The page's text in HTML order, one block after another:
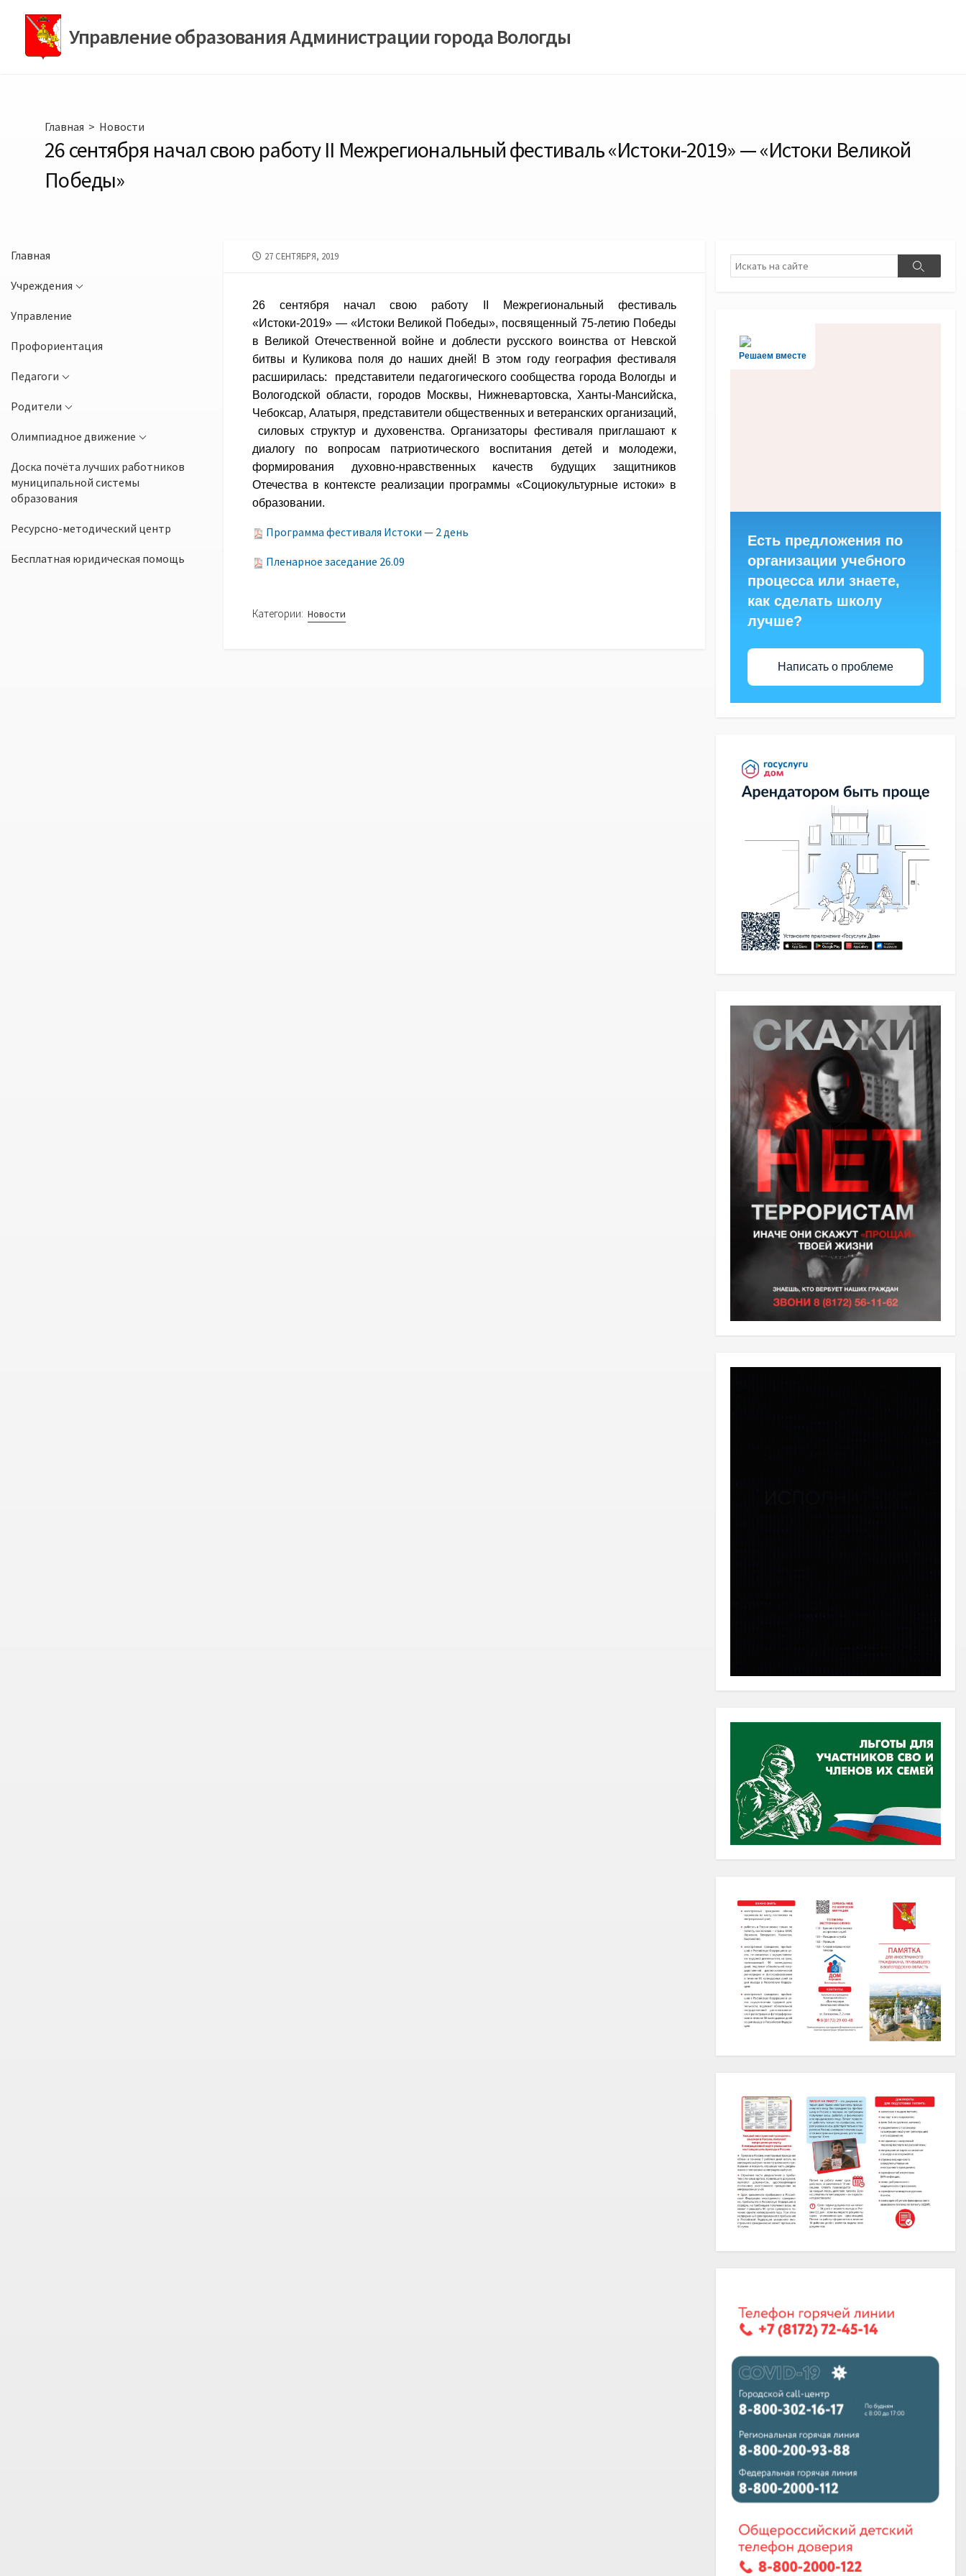
содержимомуУправление образования Администрации города Вологды
Главная > Новости
26 сентября начал свою работу II Межрегиональный фестиваль «Истоки-2019» — «Истоки Великой
Победы»
Главная
Учреждения
Управление
Профориентация
Педагоги
Родители
Олимпиадное движение
Доска почёта лучших работников
муниципальной системы
образования
Ресурсно-методический центр
Бесплатная юридическая помощь
ДАТА
27 СЕНТЯБРЯ, 2019
26 сентября начал свою работу II Межрегиональный фестиваль
«Истоки-2019» — «Истоки Великой Победы», посвященный 75-летию Победы
в Великой Отечественной войне и доблести русского воинства от Невской
битвы и Куликова поля до наших дней! В этом году география фестиваля
расширилась: представители педагогического сообщества города Вологды и
Вологодской области, городов Москвы, Нижневартовска, Ханты-Мансийска,
Чебоксар, Алатыря, представители общественных и ветеранских организаций,
силовых структур и духовенства. Организаторы фестиваля приглашают к
диалогу по вопросам патриотического воспитания детей и молодежи,
формирования духовно-нравственных качеств будущих защитников
Отечества в контексте реализации программы «Социокультурные истоки» в
образовании.
Программа фестиваля Истоки — 2 день
Пленарное заседание 26.09
Категории: Новости
Поиск
Поиск
Решаем вместе
Есть предложения по
организации учебного
процесса или знаете,
как сделать школу
лучше?
Написать о проблеме